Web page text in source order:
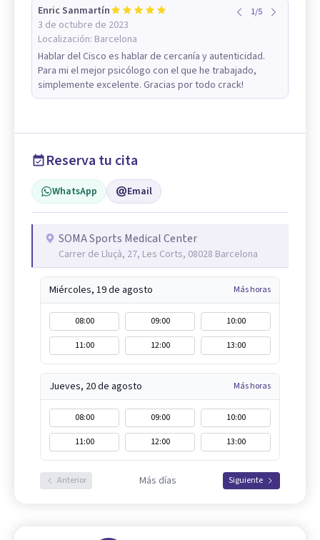
Enric Sanmartín
3 de octubre de 2023
Localización: Barcelona
1/5
Hablar del Cisco es hablar de cercanía y autenticidad.
Para mi el mejor psicólogo con el que he trabajado,
simplemente excelente. Gracias por todo crack!
Reserva tu cita
WhatsApp Email
SOMA Sports Medical Center
Carrer de Lluçà, 27, Les Corts, 08028 Barcelona
Miércoles, 19 de agosto Más horas
08:00 09:00
10:00
11:00
12:00 13:00
Jueves, 20 de agosto Más horas
08:00 09:00
10:00
11:00
12:00 13:00
Anterior Más días Siguiente